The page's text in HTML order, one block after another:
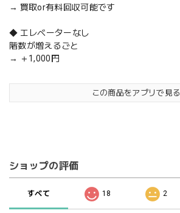
→ 買取or有料回収可能です
◆ エレベーターなし
階数が増えるごと
→ ＋1,000円
この商品をアプリで見る
ショップの評価
すべて 18 2